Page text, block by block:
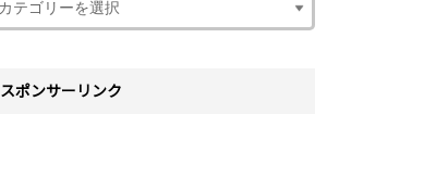
スポンサーリンク